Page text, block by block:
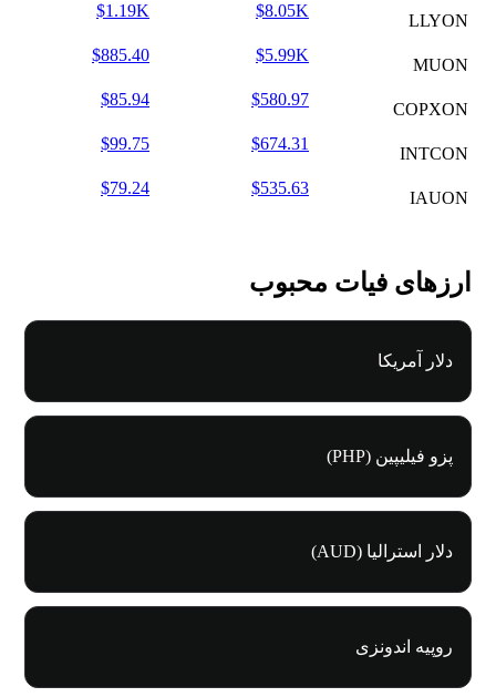
LLYON
$8.05K
$1.19K
MUON
$5.99K
$885.40
COPXON
$580.97
$85.94
INTCON
$674.31
$99.75
IAUON
$535.63
$79.24
ارزهای فیات محبوب
دلار آمریکا
پزو فیلیپین (PHP)
دلار استرالیا (AUD)
روپیه اندونزی